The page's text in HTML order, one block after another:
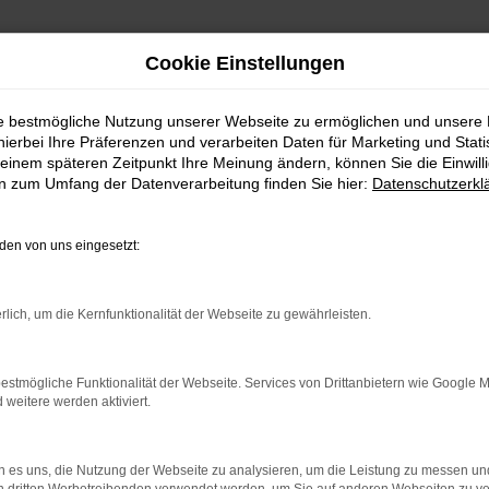
und günstig
Empfehlung für Köln
empfehlen wir Ihnen ohne Zögern den Opel Crossland.
sind die erstklassige Ausstattung, das ansprechende
für Ihre Mobilität in Köln und stehen Ihnen zudem als
fest mit Köln und der Umgebung verbunden. Man kennt uns
Cookie Einstellungen
bestmögliche Nutzung unserer Webseite zu ermöglichen und unsere
Ihre Präferenzen und verarbeiten Daten für Marketing und
späteren Zeitpunkt Ihre Meinung ändern, können Sie die
zum Umfang der Datenverarbeitung finden Sie hier:
von uns eingesetzt:
um die Kernfunktionalität der Webseite zu gewährleisten.
Funktionalität der Webseite. Services von Drittanbietern wie Google
weitere werden aktiviert.
es uns, die Nutzung der Webseite zu analysieren, um die Leistung zu messen